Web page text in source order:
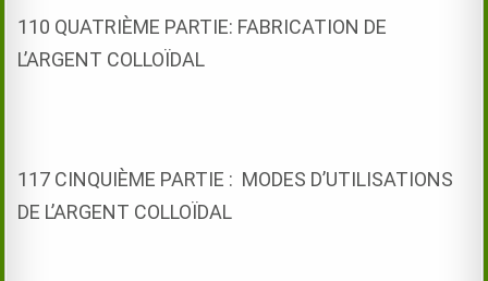
110 QUATRIÈME PARTIE: FABRICATION DE
L’ARGENT COLLOÏDAL
117 CINQUIÈME PARTIE : MODES D’UTILISATIONS
DE L’ARGENT COLLOÏDAL